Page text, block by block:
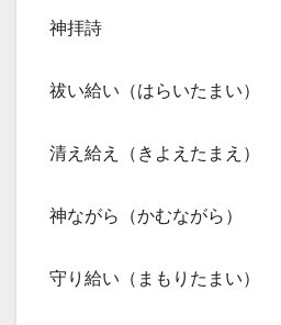
神拝詩
祓い給い（はらいたまい）
清え給え（きよえたまえ）
神ながら（かむながら）
守り給い（まもりたまい）